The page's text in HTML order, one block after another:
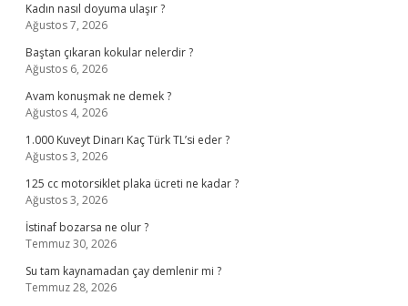
Kadın nasıl doyuma ulaşır ?
Ağustos 7, 2026
Baştan çıkaran kokular nelerdir ?
Ağustos 6, 2026
Avam konuşmak ne demek ?
Ağustos 4, 2026
1.000 Kuveyt Dinarı Kaç Türk TL’si eder ?
Ağustos 3, 2026
125 cc motorsiklet plaka ücreti ne kadar ?
Ağustos 3, 2026
İstinaf bozarsa ne olur ?
Temmuz 30, 2026
Su tam kaynamadan çay demlenir mi ?
Temmuz 28, 2026